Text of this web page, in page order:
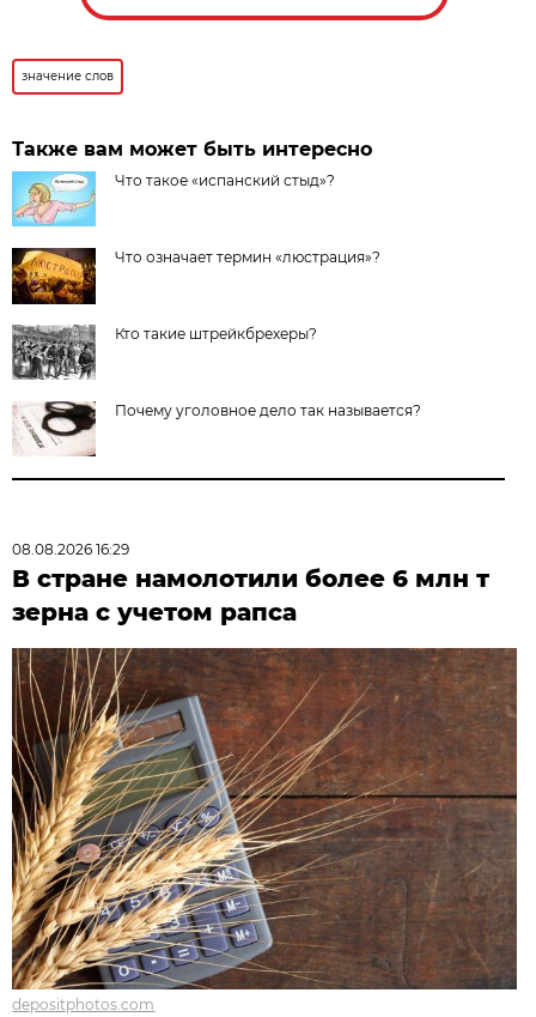
значение слов
Также вам может быть интересно
Что такое «испанский стыд»?
Что означает термин «люстрация»?
Кто такие штрейкбрехеры?
Почему уголовное дело так называется?
08.08.2026 16:29
В стране намолотили более 6 млн т
зерна с учетом рапса
depositphotos.com